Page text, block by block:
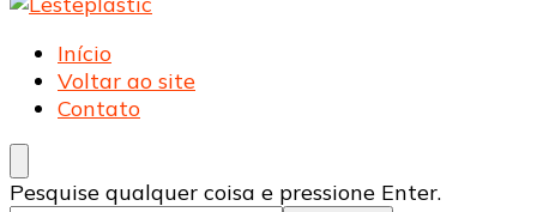
Lesteplastic
Blog – Lesteplastic
Lesteplastic
Blog – Lesteplastic
Início
Voltar ao site
Contato
Procurando
Pesquise qualquer coisa e pressione Enter.